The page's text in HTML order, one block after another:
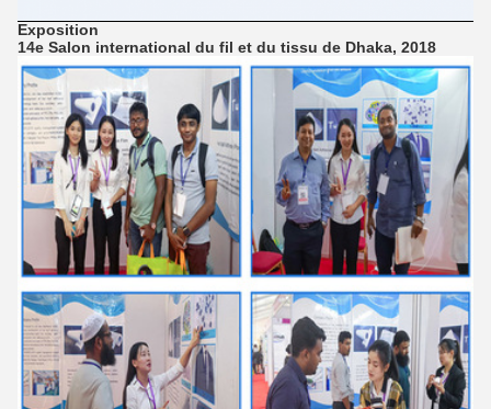
Exposition
14e Salon international du fil et du tissu de Dhaka, 2018